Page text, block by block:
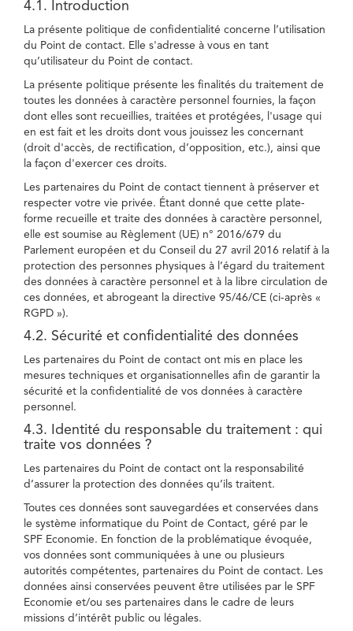
4.1. Introduction
La présente politique de confidentialité concerne l’utilisation
du Point de contact. Elle s'adresse à vous en tant
qu’utilisateur du Point de contact.
La présente politique présente les finalités du traitement de
toutes les données à caractère personnel fournies, la façon
dont elles sont recueillies, traitées et protégées, l'usage qui
en est fait et les droits dont vous jouissez les concernant
(droit d'accès, de rectification, d’opposition, etc.), ainsi que
la façon d'exercer ces droits.
Les partenaires du Point de contact tiennent à préserver et
respecter votre vie privée. Étant donné que cette plate-
forme recueille et traite des données à caractère personnel,
elle est soumise au Règlement (UE) n° 2016/679 du
Parlement européen et du Conseil du 27 avril 2016 relatif à la
protection des personnes physiques à l’égard du traitement
des données à caractère personnel et à la libre circulation de
ces données, et abrogeant la directive 95/46/CE (ci-après «
RGPD »).
4.2. Sécurité et confidentialité des données
Les partenaires du Point de contact ont mis en place les
mesures techniques et organisationnelles afin de garantir la
sécurité et la confidentialité de vos données à caractère
personnel.
4.3. Identité du responsable du traitement : qui
traite vos données ?
Les partenaires du Point de contact ont la responsabilité
d’assurer la protection des données qu’ils traitent.
Toutes ces données sont sauvegardées et conservées dans
le système informatique du Point de Contact, géré par le
SPF Economie. En fonction de la problématique évoquée,
vos données sont communiquées à une ou plusieurs
autorités compétentes, partenaires du Point de contact. Les
données ainsi conservées peuvent être utilisées par le SPF
Economie et/ou ses partenaires dans le cadre de leurs
missions d’intérêt public ou légales.